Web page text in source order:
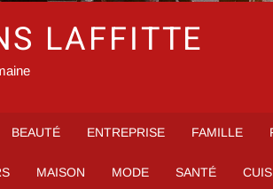
LAFFITTE
BEAUTÉ ENTREPRISE FAMILLE
MAISON MODE SANTÉ